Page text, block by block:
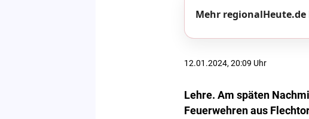
Mehr regionalHeute.de
12.01.2024, 20:09 Uhr
Lehre. Am späten
Feuerwehren aus